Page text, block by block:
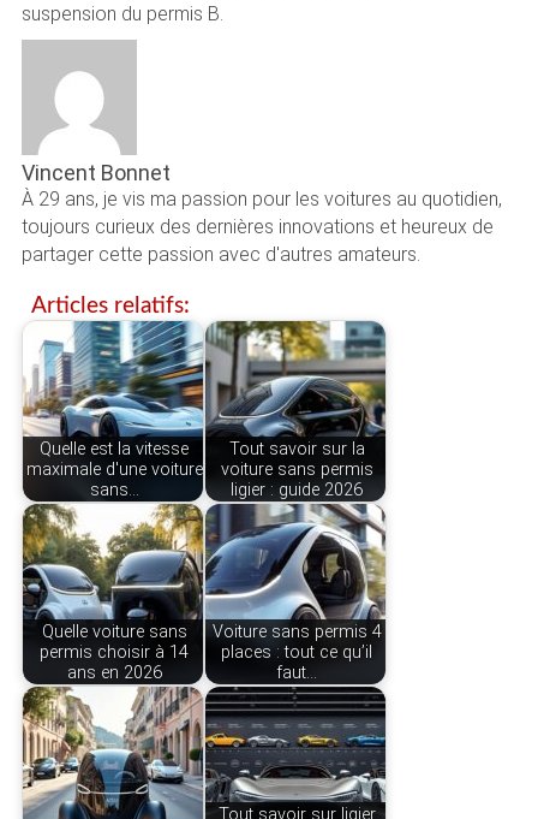
suspension du permis B.
Vincent Bonnet
À 29 ans, je vis ma passion pour les voitures au quotidien,
toujours curieux des dernières innovations et heureux de
partager cette passion avec d'autres amateurs.
Articles relatifs:
Quelle est la vitesse
maximale d'une voiture
sans…
Tout savoir sur la
voiture sans permis
ligier : guide 2026
Quelle voiture sans
permis choisir à 14
ans en 2026
Voiture sans permis 4
places : tout ce qu’il
faut…
Tout savoir sur ligier